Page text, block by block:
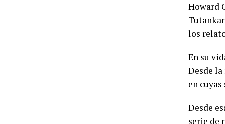
Howard
los
En su
Desde
en
Desde
serie de